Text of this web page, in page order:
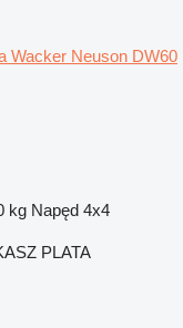
Wacker Neuson DW60
kg Napęd 4x4
PLATA